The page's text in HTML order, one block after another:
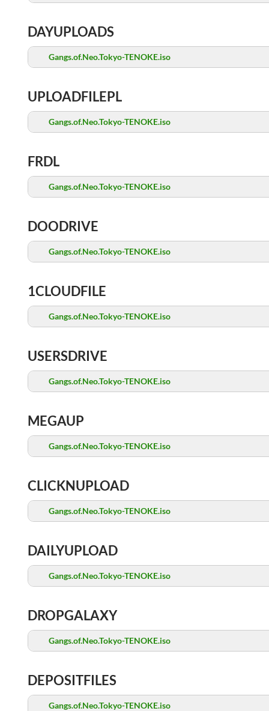
DAYUPLOADS
Gangs.of.Neo.Tokyo-TENOKE.iso
UPLOADFILEPL
Gangs.of.Neo.Tokyo-TENOKE.iso
FRDL
Gangs.of.Neo.Tokyo-TENOKE.iso
DOODRIVE
Gangs.of.Neo.Tokyo-TENOKE.iso
1CLOUDFILE
Gangs.of.Neo.Tokyo-TENOKE.iso
USERSDRIVE
Gangs.of.Neo.Tokyo-TENOKE.iso
MEGAUP
Gangs.of.Neo.Tokyo-TENOKE.iso
CLICKNUPLOAD
Gangs.of.Neo.Tokyo-TENOKE.iso
DAILYUPLOAD
Gangs.of.Neo.Tokyo-TENOKE.iso
DROPGALAXY
Gangs.of.Neo.Tokyo-TENOKE.iso
DEPOSITFILES
Gangs.of.Neo.Tokyo-TENOKE.iso